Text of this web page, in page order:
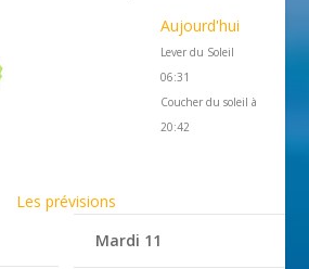
Aujourd'hui
Lever du Soleil
06:31
Coucher du soleil à
20:42
Les prévisions
Mardi 11